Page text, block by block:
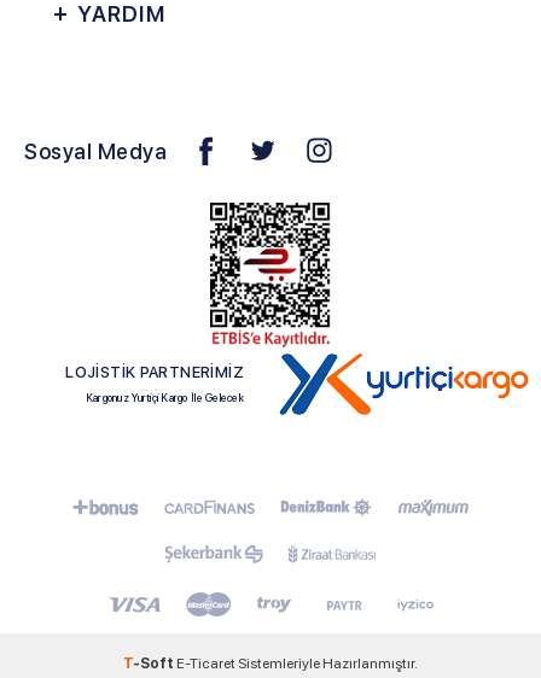
YARDIM
Sosyal Medya
LOJİSTİK PARTNERİMİZ
Kargonuz Yurtiçi Kargo İle Gelecek
T-Soft E-Ticaret Sistemleriyle Hazırlanmıştır.